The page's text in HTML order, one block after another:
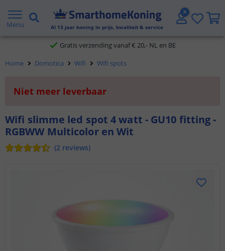
Menu Al 13 jaar koning in prijs, kwaliteit & service
2 jaar garantie
Gratis verzending vanaf € 20,- NL en BE
Klantbeoordeling 9.1
Voor 23:45 uur besteld,
Home Domotica Wifi Wifi spots
Niet meer leverbaar
Wifi slimme led spot 4 watt - GU10 fitting -
RGBWW Multicolor en Wit
(2 reviews)